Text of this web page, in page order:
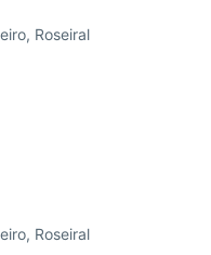
Roseiral
Roseiral